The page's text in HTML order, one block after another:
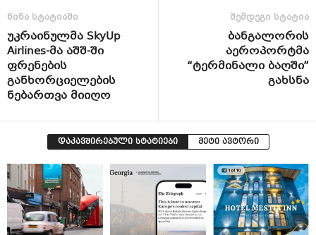
წინა სტატიაში
უკრაინულმა SkyUp
Airlines-მა აშშ-ში
ფრენების
განხორციელების
ნებართვა მიიღო
შემდეგი სტატია
ბანგალორის
აეროპორტმა
“ტერმინალი ბაღში”
გახსნა
დაკავშირებული სტატიები მეტი ავტორი